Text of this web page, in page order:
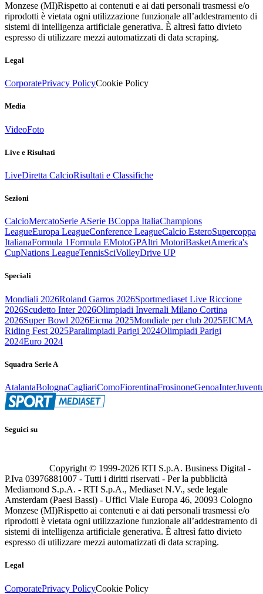
Monzese (MI)Rispetto ai contenuti e ai dati personali trasmessi e/o
riprodotti è vietata ogni utilizzazione funzionale all’addestramento di
sistemi di intelligenza artificiale generativa. È altresì fatto divieto
espresso di utilizzare mezzi automatizzati di data scraping.
Legal
CorporatePrivacy PolicyCookie Policy
Media
VideoFoto
Live e Risultati
LiveDiretta CalcioRisultati e Classifiche
Sezioni
CalcioMercatoSerie ASerie BCoppa ItaliaChampions
LeagueEuropa LeagueConference LeagueCalcio EsteroSupercoppa
ItalianaFormula 1Formula EMotoGPAltri MotoriBasketAmerica's
CupNations LeagueTennisSciVolleyDrive UP
Speciali
Mondiali 2026Roland Garros 2026Sportmediaset Live Riccione
2026Scudetto Inter 2026Olimpiadi Invernali Milano Cortina
2026Super Bowl 2026Eicma 2025Mondiale per club 2025EICMA
Riding Fest 2025Paralimpiadi Parigi 2024Olimpiadi Parigi
2024Euro 2024
Squadra Serie A
AtalantaBolognaCagliariComoFiorentinaFrosinoneGenoaInter
Seguici su
Copyright © 1999-2026 RTI S.p.A. Business Digital -
P.Iva 03976881007 - Tutti i diritti riservati - Per la pubblicità
Mediamond S.p.A. - RTI S.p.A., Mediaset N.V., sede legale
Amsterdam (Paesi Bassi) - Uffici Viale Europa 46, 20093 Cologno
Monzese (MI)Rispetto ai contenuti e ai dati personali trasmessi e/o
riprodotti è vietata ogni utilizzazione funzionale all’addestramento di
sistemi di intelligenza artificiale generativa. È altresì fatto divieto
espresso di utilizzare mezzi automatizzati di data scraping.
Legal
CorporatePrivacy PolicyCookie Policy